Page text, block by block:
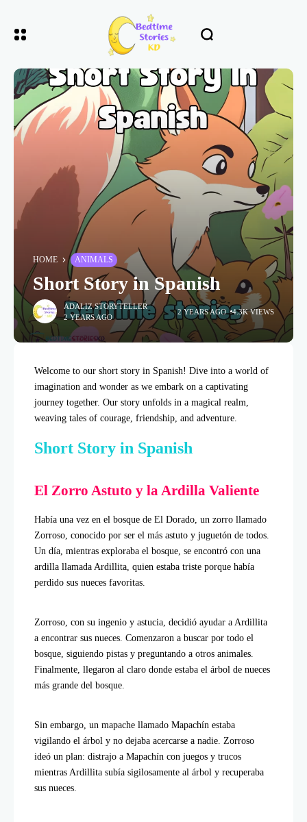
HOME ANIMALS
Short Story in Spanish
ADALIZ STORYTELLER
2 YEARS AGO
2 YEARS AGO 4.3K VIEWS
Welcome to our short story in Spanish! Dive into a world of
imagination and wonder as we embark on a captivating
journey together. Our story unfolds in a magical realm,
weaving tales of courage, friendship, and adventure.
Short Story in Spanish
El Zorro Astuto y la Ardilla Valiente
Había una vez en el bosque de El Dorado, un zorro llamado
Zorroso, conocido por ser el más astuto y juguetón de todos.
Un día, mientras exploraba el bosque, se encontró con una
ardilla llamada Ardillita, quien estaba triste porque había
perdido sus nueces favoritas.
Zorroso, con su ingenio y astucia, decidió ayudar a Ardillita
a encontrar sus nueces. Comenzaron a buscar por todo el
bosque, siguiendo pistas y preguntando a otros animales.
Finalmente, llegaron al claro donde estaba el árbol de nueces
más grande del bosque.
Sin embargo, un mapache llamado Mapachín estaba
vigilando el árbol y no dejaba acercarse a nadie. Zorroso
ideó un plan: distrajo a Mapachín con juegos y trucos
mientras Ardillita subía sigilosamente al árbol y recuperaba
sus nueces.